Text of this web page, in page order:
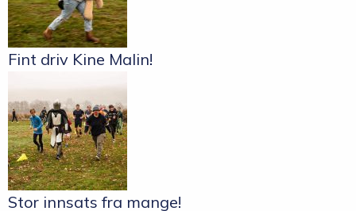
Fint driv Kine Malin!
Stor innsats fra mange!